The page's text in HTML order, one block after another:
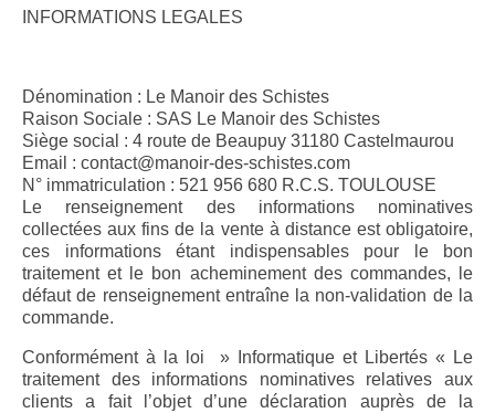
Les Schistes
Un vent du Nord
Nos vins
Vins secs
Le Secret des Marchands, Vin de France
rouge sec 2015
Le Secret des Marchands, Côtes Catalanes
rouge sec 2016
Le Secret des Marchands, Côtes Catalanes
rouge sec 2017
INFORMATIONS LEGALES
Dénomination : Le Manoir des Schistes
Raison Sociale : SAS Le Manoir des Schistes
Siège social : 4 route de Beaupuy 31180 Castelmaurou
Email : contact@manoir-des-schistes.com
N° immatriculation : 521 956 680 R.C.S. TOULOUSE
Le renseignement des informations nominatives
collectées aux fins de la vente à distance est obligatoire,
ces informations étant indispensables pour le bon
traitement et le bon acheminement des commandes, le
défaut de renseignement entraîne la non-validation de la
commande.
Conformément à la loi » Informatique et Libertés « Le
traitement des informations nominatives relatives aux
clients a fait l’objet d’une déclaration auprès de la